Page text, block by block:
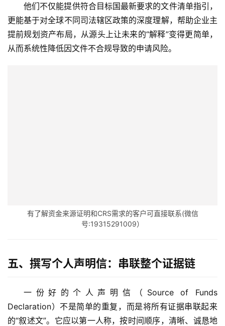
外
户
他们不仅能提供符合目标国最新要求的文件清单指引，
更能基于对全球不同司法辖区政策的深度理解，帮助企业主
提前规划资产布局，从源头上让未来的“解释”变得更简单，
从而系统性降低因文件不合规导致的申请风险。
有了解资金来源证明和CRS需求的客户可直接联系(微信
号:19315291009）
五、撰写个人声明信：串联整个证据链
一份好的个人声明信（Source of Funds
Declaration）不是简单的重复，而是将所有证据串联起来
的“叙述文”。它应以第一人称，按时间顺序，清晰、诚恳地